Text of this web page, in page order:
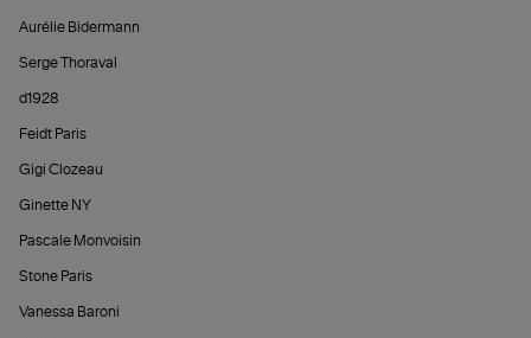
Aurélie Bidermann
Serge Thoraval
d1928
Feidt Paris
Gigi Clozeau
Ginette NY
Pascale Monvoisin
Stone Paris
Vanessa Baroni